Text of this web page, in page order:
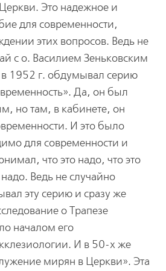
Это надежное и
для современности,
этих вопросов. Ведь не
с о. Василием Зеньковским
1952 г. обдумывал серию
Да, он был
но там, в кабинете, он
И это было
для современности и
что это надо, что это
Ведь не случайно
эту серию и сразу же
о Трапезе
началом его
И в 50-х же
мирян в Церкви». Эта